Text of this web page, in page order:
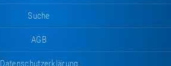
Suche
AGB
Datenschutzerklärung